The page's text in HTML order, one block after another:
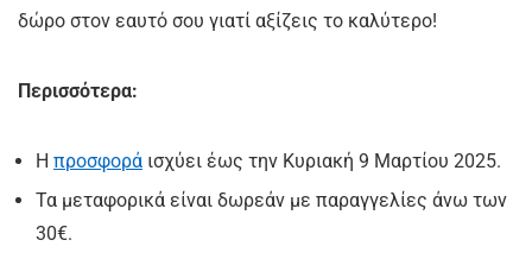
δώρο στον εαυτό σου γιατί αξίζεις το καλύτερο!
Περισσότερα:
Η προσφορά ισχύει έως την Κυριακή 9 Μαρτίου 2025.
Τα μεταφορικά είναι δωρεάν με παραγγελίες άνω των
30€.